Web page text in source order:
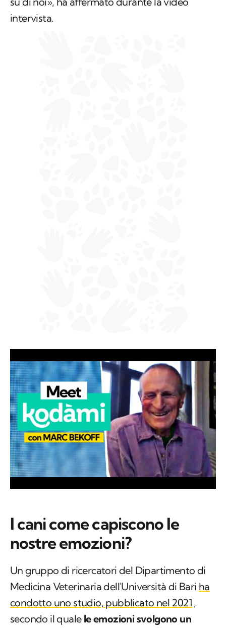
intervista.
I cani come capiscono le
nostre emozioni?
Un gruppo di ricercatori del Dipartimento di
Medicina Veterinaria dell'Università di Bari ha
condotto uno studio, pubblicato nel 2021 ,
secondo il quale le emozioni svolgono un